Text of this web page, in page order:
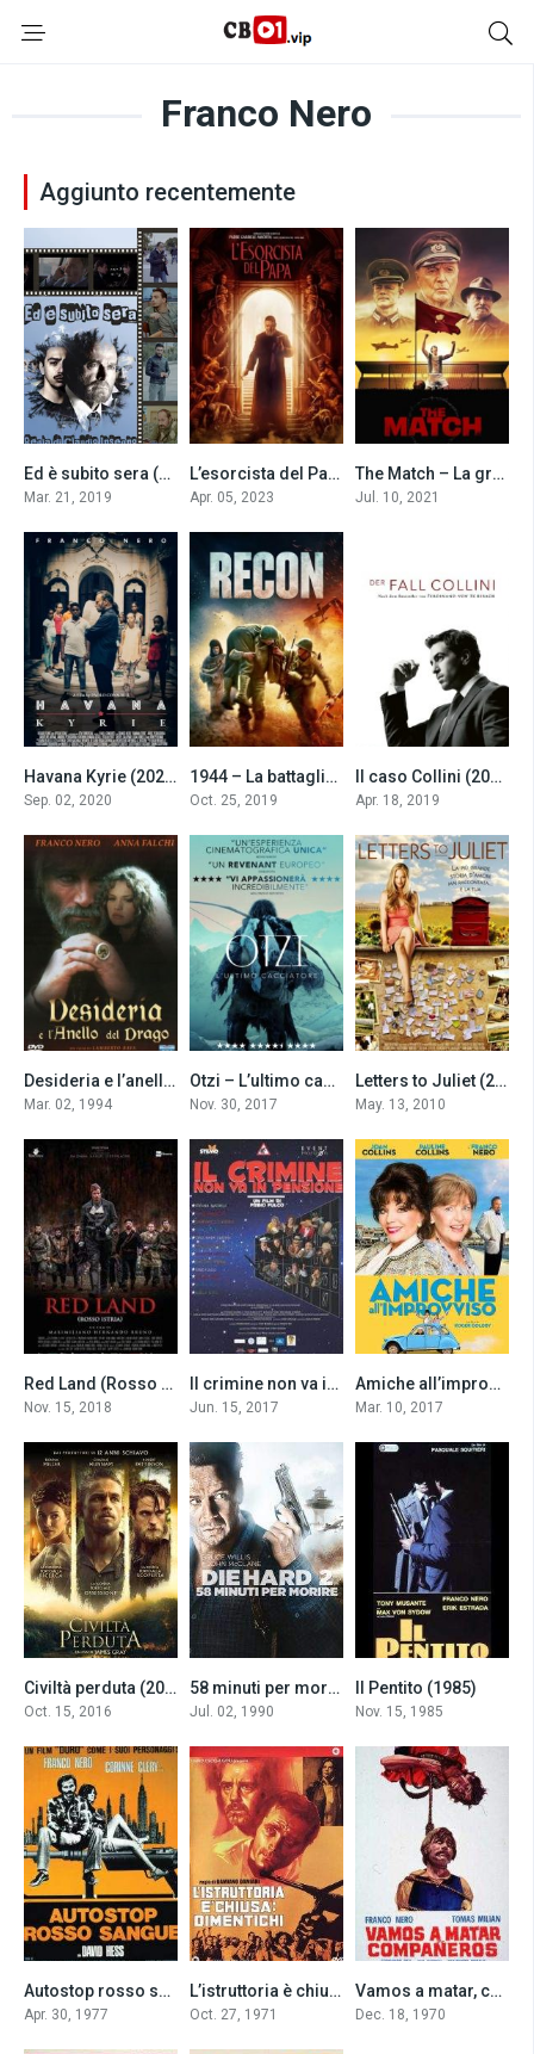
Franco Nero
Aggiunto recentemente
6.2
Ed è subito sera (2019)
Mar. 21, 2019
6.2L’esorcista del Papa (2023)
Apr. 05, 2023
5.9The Match – La grande partita (2021)
Jul. 10, 2021
6.6Havana Kyrie (2020)
Sep. 02, 2020
4.31944 – La battaglia di Cassino (2019)
Oct. 25, 2019
7.2
Il caso Collini (2019)
Apr. 18, 2019
7.0Desideria e l’anello del drago (1994)
Mar. 02, 1994
6.3
Otzi – L’ultimo cacciatore (2017)
Nov. 30, 2017
6.6Letters to Juliet (2010)
May. 13, 2010
5.3Red Land (Rosso Istria) (2018)
Nov. 15, 2018
5.6Il crimine non va in pensione (2017)
Jun. 15, 2017
5.9
Amiche all’improvviso (2017)
Mar. 10, 2017
6.6Civiltà perduta (2017)
Oct. 15, 2016
7.158 minuti per morire – Die Harder (1990)
Jul. 02, 1990
Il Pentito (1985)
Nov. 15, 1985
6.9
Autostop rosso sangue (1977)
Apr. 30, 1977
7.3L’istruttoria è chiusa: dimentichi (Tante sbarre) (1971)
Oct. 27, 1971
7.5
Vamos a matar, compañeros (1970)
Dec. 18, 1970